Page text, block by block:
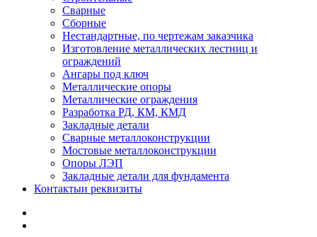
Сварные
Сборные
Нестандартные, по чертежам заказчика
Изготовление металлических лестниц и
ограждений
Ангары под ключ
Металлические опоры
Металлические ограждения
Разработка РД, КМ, КМД
Закладные детали
Сварные металлоконструкции
Мостовые металлоконструкции
Опоры ЛЭП
Закладные детали для фундамента
Контактыи реквизиты